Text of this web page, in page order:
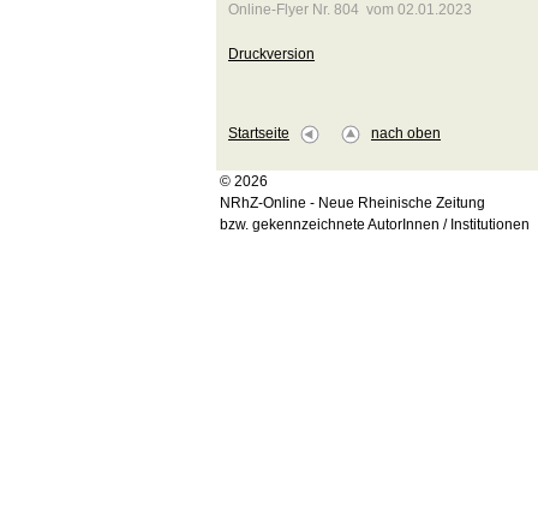
Online-Flyer Nr. 804 vom 02.01.2023
Druckversion
Startseite nach oben
© 2026
NRhZ-Online - Neue Rheinische Zeitung
bzw. gekennzeichnete AutorInnen / Institutionen